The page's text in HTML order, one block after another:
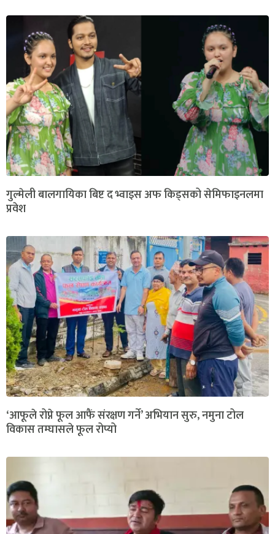
गुल्मेली बालगायिका बिष्ट द भ्वाइस अफ किड्सको सेमिफाइनलमा
प्रवेश
‘आफूले रोप्ने फूल आफैं संरक्षण गर्ने’ अभियान सुरु, नमुना टोल
विकास तम्घासले फूल रोप्यो